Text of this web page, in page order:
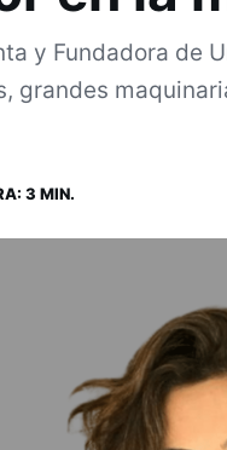
y Fundadora de
grandes
3 MIN.